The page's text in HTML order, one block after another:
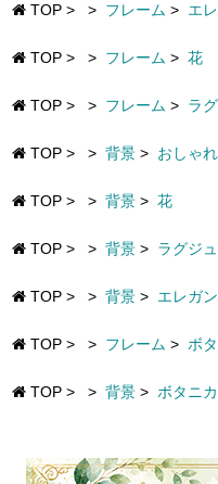
TOP > > フレーム > エ
TOP > > フレーム > 花
TOP > > フレーム > ラ
TOP > > 背景 > おしゃれ
TOP > > 背景 > 花
TOP > > 背景 > ラグジ
TOP > > 背景 > エレガ
TOP > > フレーム > ボ
TOP > > 背景 > ボタニ